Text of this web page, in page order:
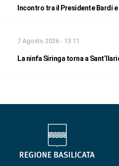
Incontro tra il Presidente Bardi e
7 Agosto 2026 - 13:11
La ninfa Siringa torna a